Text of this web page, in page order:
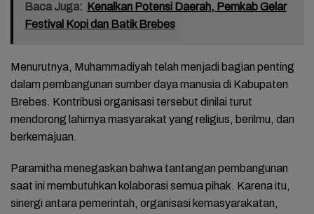
Baca Juga: Kenalkan Potensi Daerah, Pemkab Gelar
Festival Kopi dan Batik Brebes
Menurutnya, Muhammadiyah telah menjadi bagian penting
dalam pembangunan sumber daya manusia di Kabupaten
Brebes. Kontribusi organisasi tersebut dinilai turut
mendorong lahirnya masyarakat yang religius, berilmu, dan
berkemajuan.
Paramitha menegaskan bahwa tantangan pembangunan
saat ini membutuhkan kolaborasi semua pihak. Karena itu,
sinergi antara pemerintah, organisasi kemasyarakatan,